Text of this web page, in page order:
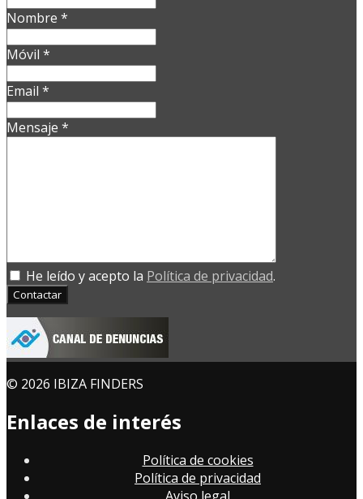
Nombre *
Móvil *
Email *
Mensaje *
He leído y acepto la Política de privacidad.
Contactar
© 2026 IBIZA FINDERS
Enlaces de interés
Política de cookies
Política de privacidad